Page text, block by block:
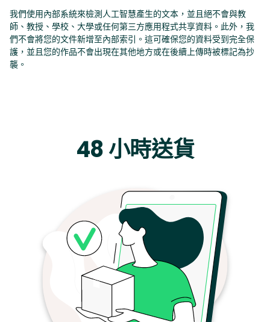
我們使用內部系統來檢測人工智慧產生的文本，並且絕不會與教
師、教授、學校、大學或任何第三方應用程式共享資料。此外，我
們不會將您的文件新增至內部索引。這可確保您的資料受到完全保
護，並且您的作品不會出現在其他地方或在後續上傳時被標記為抄
襲。
48 小時送貨